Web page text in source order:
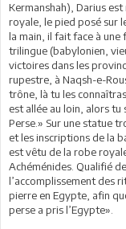
Kermanshah), Darius
royale, le pied posé sur
la main, il fait face à une
trilingue (babylonien,
victoires dans les
rupestre, à Naqsh-e-
trône, là tu les
est allée au loin, alors tu
Perse.» Sur une statue
et les inscriptions de la
est vêtu de la robe
Achéménides. Qualifié
l’accomplissement des
pierre en Egypte, afin
perse a pris l’Egypte».